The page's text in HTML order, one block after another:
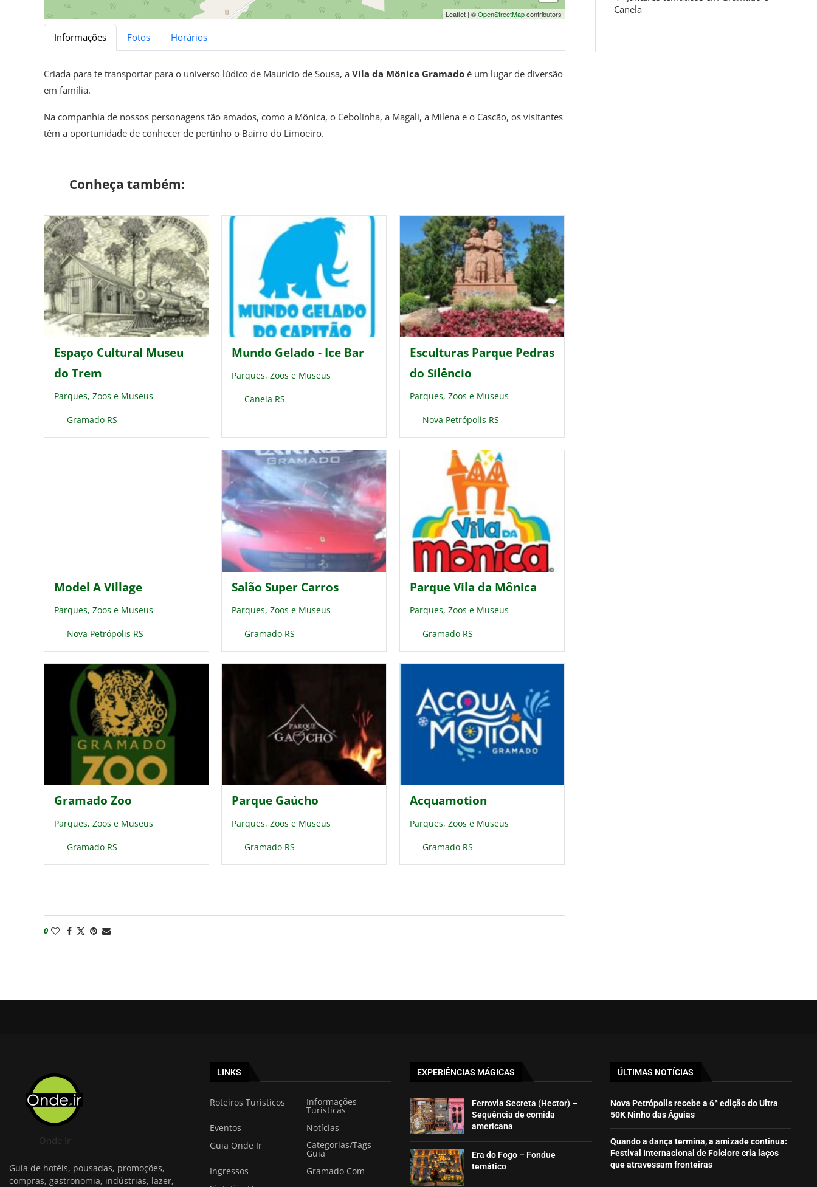
Leaflet | ©OpenStreetMapcontributors
Informações Fotos Horários
Criada para te transportar para o universo lúdico de Mauricio de Sousa, a Vila da Mônica Gramado é um lugar de diversão
em família.
Na companhia de nossos personagens tão amados, como a Mônica, o Cebolinha, a Magali, a Milena e o Cascão, os visitantes
têm a oportunidade de conhecer de pertinho o Bairro do Limoeiro.
Conheça também:
Espaço Cultural Museu
do Trem
Parques, Zoos e Museus
Gramado RS
Mundo Gelado - Ice Bar
Parques, Zoos e Museus
Canela RS
Esculturas Parque Pedras
do Silêncio
Parques, Zoos e Museus
Nova Petrópolis RS
Model A Village
Parques, Zoos e Museus
Nova Petrópolis RS
Salão Super Carros
Parques, Zoos e Museus
Gramado RS
Parque Vila da Mônica
Parques, Zoos e Museus
Gramado RS
Gramado Zoo
Parques, Zoos e Museus
Gramado RS
Parque Gaúcho
Parques, Zoos e Museus
Gramado RS
Acquamotion
Parques, Zoos e Museus
Gramado RS
0
Canela
Onde Ir
Guia de hotéis, pousadas, promoções,
compras, gastronomia, indústrias, lazer,
LINKS
Roteiros Turísticos Informações
Turísticas
Eventos
Notícias
Guia Onde Ir
Categorias/Tags
Guia
Ingressos
Gramado Com
EXPERIÊNCIAS MÁGICAS
Ferrovia Secreta (Hector) –
Sequência de comida
americana
Era do Fogo – Fondue
temático
ÚLTIMAS NOTÍCIAS
Nova Petrópolis recebe a 6ª edição do Ultra
50K Ninho das Águias
Quando a dança termina, a amizade continua:
Festival Internacional de Folclore cria laços
que atravessam fronteiras